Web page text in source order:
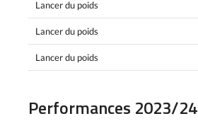
Lancer du poids
Lancer du poids
Lancer du poids
Performances 2023/24